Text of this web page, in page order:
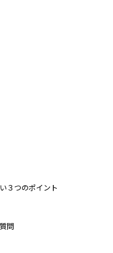
３つのポイント
問